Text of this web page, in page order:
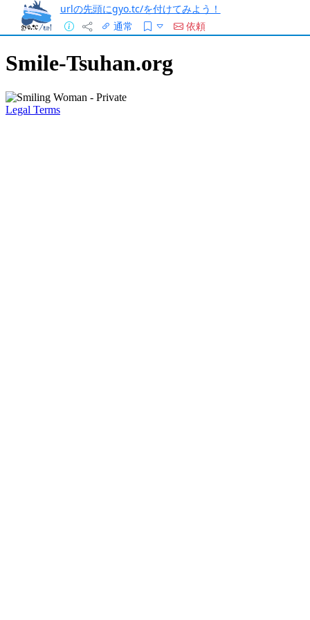
urlの先頭にgyo.tc/を付けてみよう！
通常
依頼